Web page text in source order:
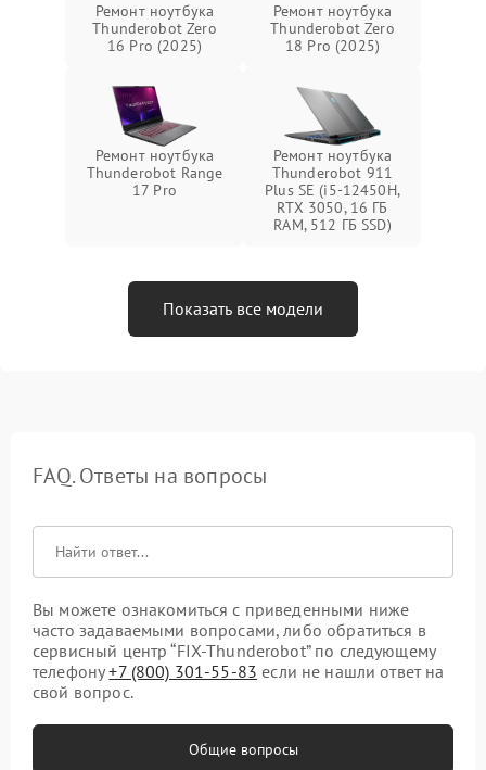
Ремонт ноутбука
Thunderobot Zero
16 Pro (2025)
Ремонт ноутбука
Thunderobot Zero
18 Pro (2025)
Ремонт ноутбука
Thunderobot Range
17 Pro
Ремонт ноутбука
Thunderobot 911
Plus SE (i5-12450H,
RTX 3050, 16 ГБ
RAM, 512 ГБ SSD)
Показать все модели
FAQ. Ответы на вопросы
Вы можете ознакомиться с приведенными ниже
часто задаваемыми вопросами, либо обратиться в
сервисный центр “FIX-Thunderobot” по следующему
телефону+7 (800) 301-55-83 если не нашли ответ на
свой вопрос.
Общие вопросы